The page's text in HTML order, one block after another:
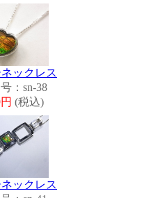
ックレス
：sn-38
(税込)
ックレス